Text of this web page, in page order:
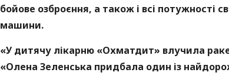
бойове озброєння, а також і всі потужності
машини.
«У дитячу лікарню «Охматдит» влучила
«Олена Зеленська придбала один із